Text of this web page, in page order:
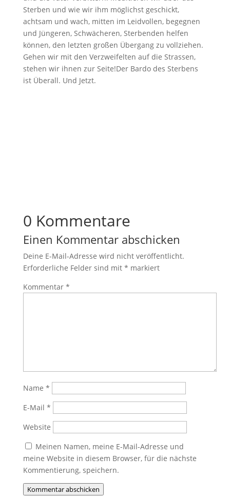
Sterben und wie wir ihm möglichst geschickt,
achtsam und wach, mitten im Leidvollen, begegnen
und Jüngeren, Schwächeren, Sterbenden helfen
können, den letzten großen Übergang zu vollziehen.
Gehen wir mit den Verzweifelten auf die Strassen,
stehen wir ihnen zur Seite!Der Bardo des Sterbens
ist Überall. Und Jetzt.
0 Kommentare
Einen Kommentar abschicken
Deine E-Mail-Adresse wird nicht veröffentlicht.
Erforderliche Felder sind mit * markiert
Kommentar *
Name *
E-Mail *
Website
Meinen Namen, meine E-Mail-Adresse und
meine Website in diesem Browser, für die nächste
Kommentierung, speichern.
Kommentar abschicken